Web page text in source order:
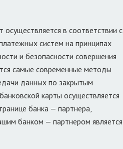
осуществляется в соответствии с
систем на принципах
и безопасности совершения
самые современные методы
данных по закрытым
карты осуществляется
банка — партнера,
банком — партнером является